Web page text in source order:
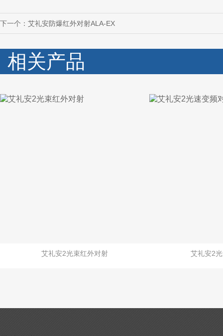
下一个： 艾礼安防爆红外对射ALA-EX
相关产品
艾礼安2光束红外对射 艾礼安2